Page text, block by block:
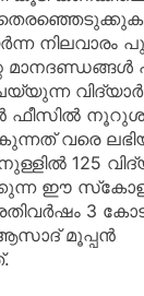
വരെ
125
ഈ
3
മൂപ്പൻ